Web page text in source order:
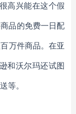
高兴能在这个假
品的免费一日配
万件商品。在亚
和沃尔玛还试图
等。